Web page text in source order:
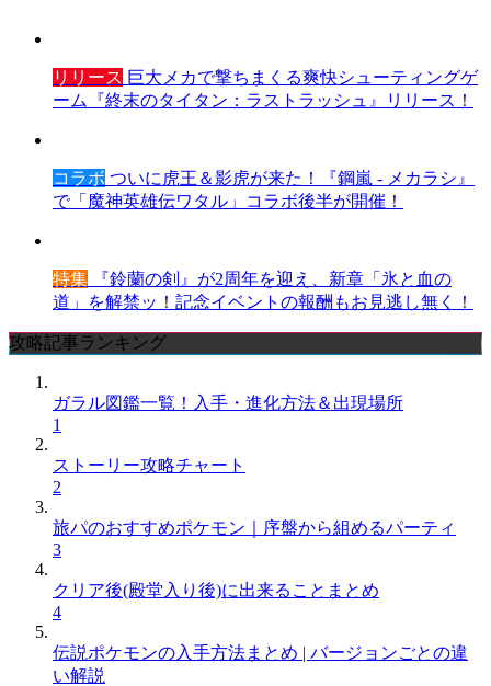
リリース 巨大メカで撃ちまくる爽快シューティングゲ
ーム『終末のタイタン：ラストラッシュ』リリース！
コラボ ついに虎王＆影虎が来た！『鋼嵐 - メカラシ』
で「魔神英雄伝ワタル」コラボ後半が開催！
特集 『鈴蘭の剣』が2周年を迎え、新章「氷と血の
道」を解禁ッ！記念イベントの報酬もお見逃し無く！
攻略記事ランキング
ガラル図鑑一覧！入手・進化方法＆出現場所
1
ストーリー攻略チャート
2
旅パのおすすめポケモン｜序盤から組めるパーティ
3
クリア後(殿堂入り後)に出来ることまとめ
4
伝説ポケモンの入手方法まとめ | バージョンごとの違
い解説